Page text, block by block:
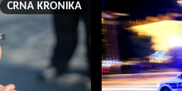
CRNA KRONIKA